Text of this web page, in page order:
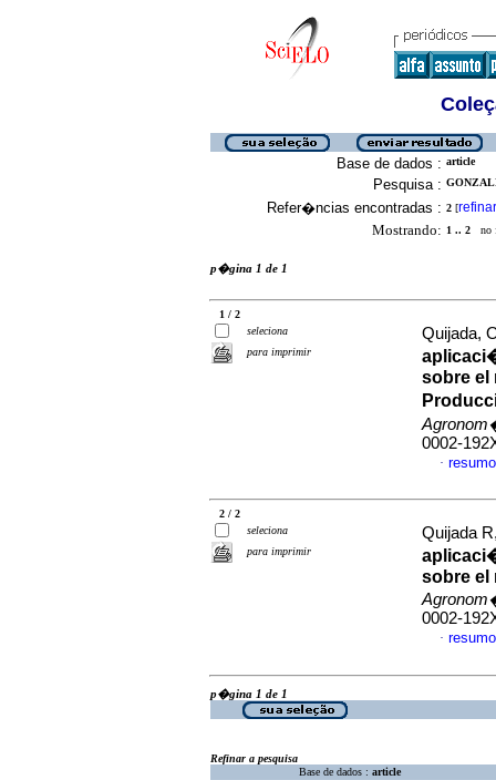
Base de dados : article
Pesquisa :
Refer�ncias encontradas : 2 [refinar
Mostrando: 1 .. 2 no
p�gina 1 de 1
1 / 2
seleciona
para imprimir
Quijada,
sobre el
0002-
·
2 / 2
seleciona
para imprimir
Quijada
sobre el
0002-
·
p�gina 1 de 1
Refinar a pesquisa
Base de dados : article